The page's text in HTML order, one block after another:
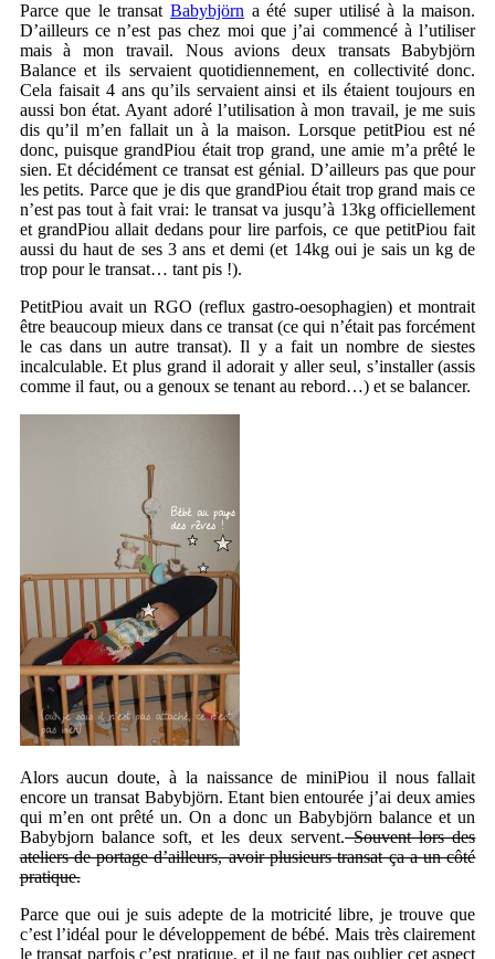
Parce que le transatBabybjörn a été super utilisé à la maison.
D’ailleurs ce n’est pas chez moi que j’ai commencé à l’utiliser
mais à mon travail. Nous avions deux transats Babybjörn
Balance et ils servaient quotidiennement, en collectivité donc.
Cela faisait 4 ans qu’ils servaient ainsi et ils étaient toujours en
aussi bon état. Ayant adoré l’utilisation à mon travail, je me suis
dis qu’il m’en fallait un à la maison. Lorsque petitPiou est né
donc, puisque grandPiou était trop grand, une amie m’a prêté le
sien. Et décidément ce transat est génial. D’ailleurs pas que pour
les petits. Parce que je dis que grandPiou était trop grand mais ce
n’est pas tout à fait vrai: le transat va jusqu’à 13kg officiellement
et grandPiou allait dedans pour lire parfois, ce que petitPiou fait
aussi du haut de ses 3 ans et demi (et 14kg oui je sais un kg de
trop pour le transat… tant pis !).
PetitPiou avait un RGO (reflux gastro-oesophagien) et montrait
être beaucoup mieux dans ce transat (ce qui n’était pas forcément
le cas dans un autre transat). Il y a fait un nombre de siestes
incalculable. Et plus grand il adorait y aller seul, s’installer (assis
comme il faut, ou a genoux se tenant au rebord…) et se balancer.
Alors aucun doute, à la naissance de miniPiou il nous fallait
encore un transat Babybjörn. Etant bien entourée j’ai deux amies
qui m’en ont prêté un. On a donc un Babybjörn balance et un
Babybjorn balance soft, et les deux servent.Souvent lors des
ateliers de portage d’ailleurs, avoir plusieurs transat ça a un côté
pratique.
Parce que oui je suis adepte de la motricité libre, je trouve que
c’est l’idéal pour le développement de bébé. Mais très clairement
le transat parfois c’est pratique, et il ne faut pas oublier cet aspect